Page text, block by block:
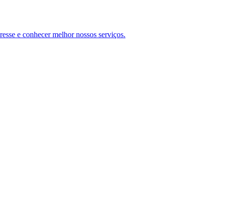
e conhecer melhor nossos serviços.